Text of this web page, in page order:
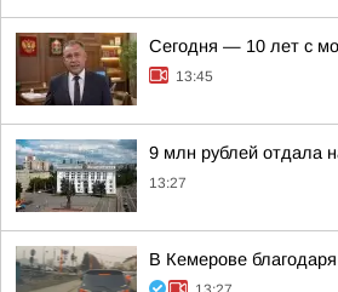
Сегодня — 10 лет с
13:45
9 млн рублей отдала
13:27
В Кемерове